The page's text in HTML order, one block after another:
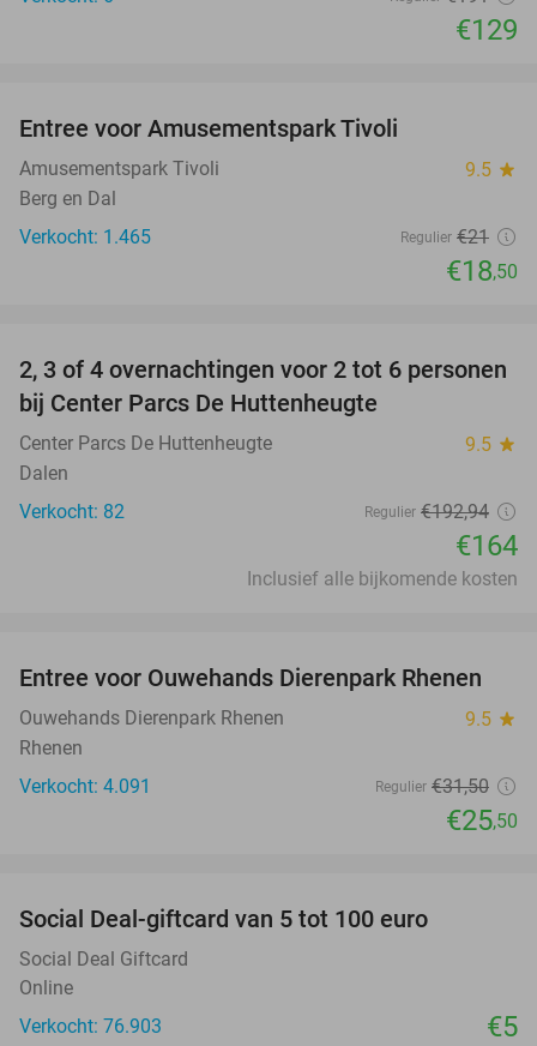
€129
Entree voor Amusementspark Tivoli
Amusementspark Tivoli 9.5 star
Berg en Dal
Verkocht: 1.465
Regulier €21
€18,50
15%
2, 3 of 4 overnachtingen voor 2 tot 6 personen
bij Center Parcs De Huttenheugte
Center Parcs De Huttenheugte 9.5 star
Dalen
Verkocht: 82
Regulier €192,94
€164
Inclusief alle bijkomende kosten
19%
Entree voor Ouwehands Dierenpark Rhenen
Ouwehands Dierenpark Rhenen 9.5 star
Rhenen
Verkocht: 4.091
Regulier €31,50
€25,50
Social Deal-giftcard van 5 tot 100 euro
Social Deal Giftcard
Online
Verkocht: 76.903
€5